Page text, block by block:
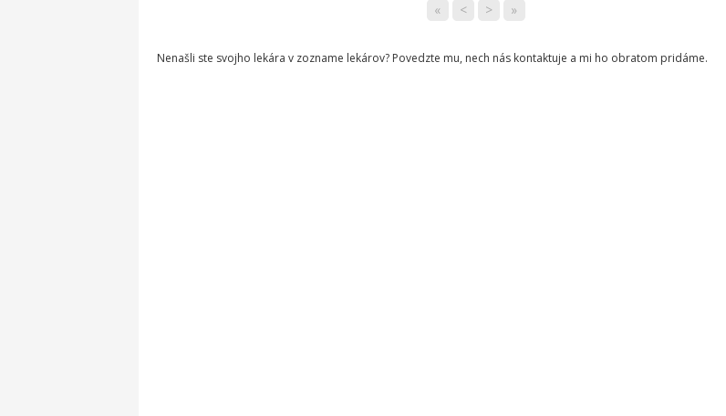
« < > »
Nenašli ste svojho lekára v zozname lekárov? Povedzte mu, nech nás kontaktuje a mi ho obratom pridáme.